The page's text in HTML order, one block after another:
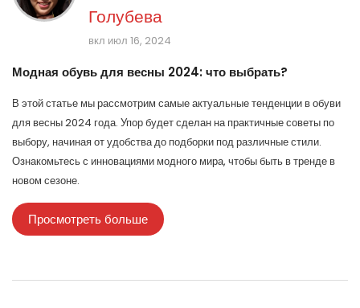
Голубева
вкл июл 16, 2024
Модная обувь для весны 2024: что выбрать?
В этой статье мы рассмотрим самые актуальные тенденции в обуви
для весны 2024 года. Упор будет сделан на практичные советы по
выбору, начиная от удобства до подборки под различные стили.
Ознакомьтесь с инновациями модного мира, чтобы быть в тренде в
новом сезоне.
Просмотреть больше